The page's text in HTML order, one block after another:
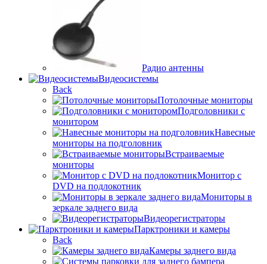
Радио антенны
Видеосистемы
Back
Потолочные мониторы
Подголовники с
монитором
Навесные
мониторы на подголовник
Встраиваемые
мониторы
Монитор с
DVD на подлокотник
Мониторы в
зеркале заднего вида
Видеорегистраторы
Парктроники и камеры
Back
Камеры заднего вида